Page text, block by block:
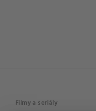
Filmy a seriály